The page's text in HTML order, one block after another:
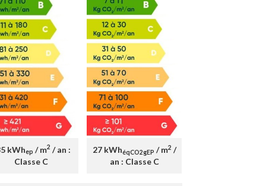
kWhep / m2 / an :
Classe C
27 kWhéqCO2gEP / m2 /
an : Classe C